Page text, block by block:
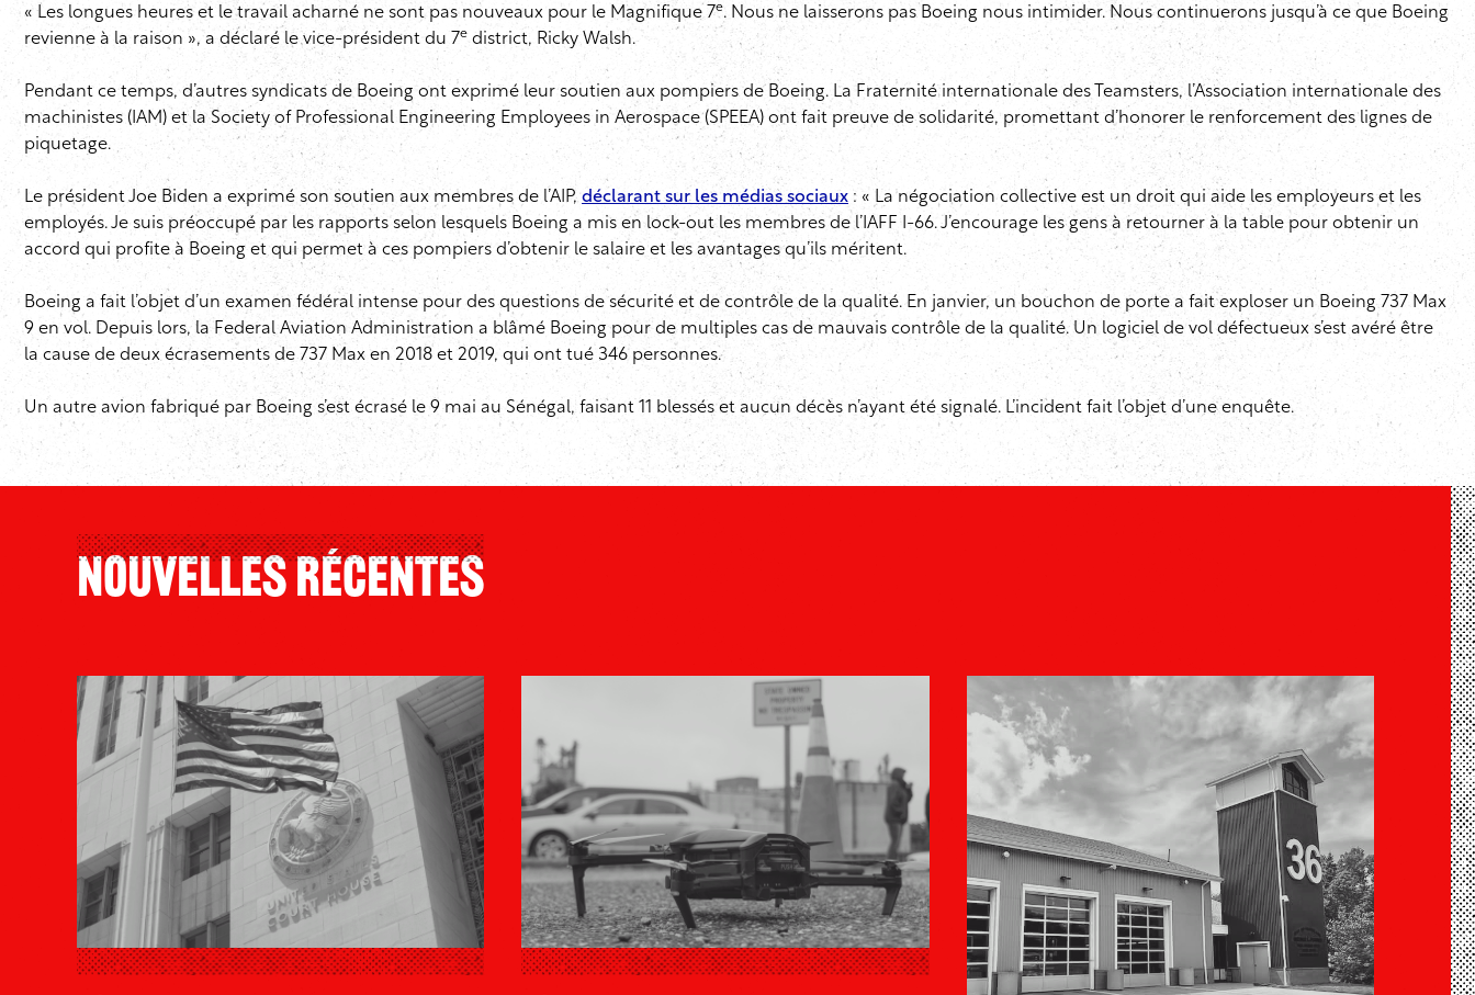
« Les longues heures et le travail acharné ne sont pas nouveaux pour le Magnifique 7e. Nous ne laisserons pas Boeing nous intimider. Nous continuerons jusqu’à ce que Boeing
revienne à la raison », a déclaré le vice-président du 7e district, Ricky Walsh.
Pendant ce temps, d’autres syndicats de Boeing ont exprimé leur soutien aux pompiers de Boeing. La Fraternité internationale des Teamsters, l’Association internationale des
machinistes (IAM) et la Society of Professional Engineering Employees in Aerospace (SPEEA) ont fait preuve de solidarité, promettant d’honorer le renforcement des lignes de
piquetage.
Le président Joe Biden a exprimé son soutien aux membres de l’AIP,déclarant sur les médias sociaux : « La négociation collective est un droit qui aide les employeurs et les
employés. Je suis préoccupé par les rapports selon lesquels Boeing a mis en lock-out les membres de l’IAFF I-66. J’encourage les gens à retourner à la table pour obtenir un
accord qui profite à Boeing et qui permet à ces pompiers d’obtenir le salaire et les avantages qu’ils méritent.
Boeing a fait l’objet d’un examen fédéral intense pour des questions de sécurité et de contrôle de la qualité. En janvier, un bouchon de porte a fait exploser un Boeing 737 Max
9 en vol. Depuis lors, la Federal Aviation Administration a blâmé Boeing pour de multiples cas de mauvais contrôle de la qualité. Un logiciel de vol défectueux s’est avéré être
la cause de deux écrasements de 737 Max en 2018 et 2019, qui ont tué 346 personnes.
Un autre avion fabriqué par Boeing s’est écrasé le 9 mai au Sénégal, faisant 11 blessés et aucun décès n’ayant été signalé. L’incident fait l’objet d’une enquête.
Nouvelles Récentes